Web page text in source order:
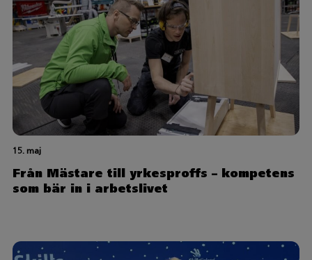
15. maj
Från Mästare till yrkesproffs – kompetens
som bär in i arbetslivet